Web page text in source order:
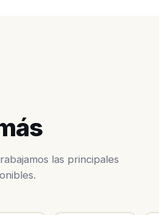
las principales